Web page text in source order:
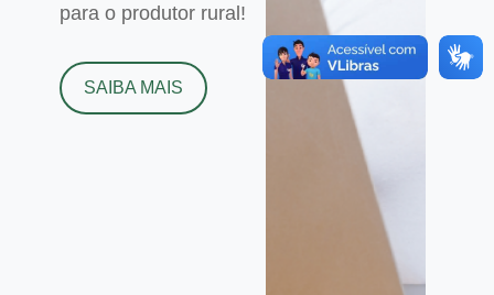
para o produtor rural!
SAIBA MAIS